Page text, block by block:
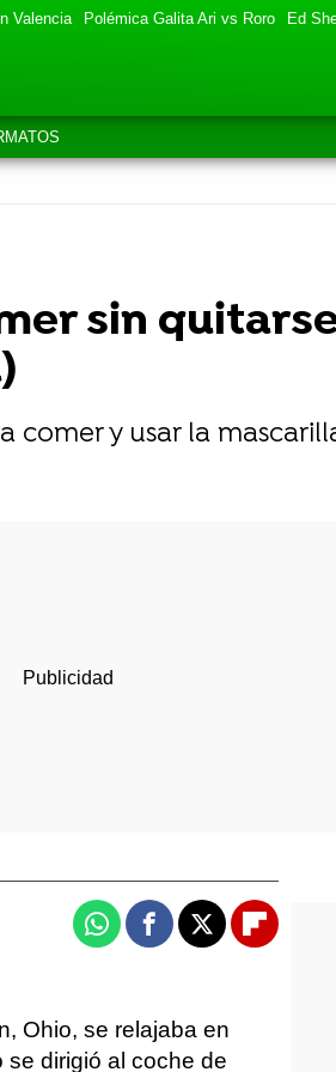
Valencia Polémica Galita Ari vs Roro Ed
sin
y usar la
WhatsappFacebook
X
Ohio, se relajaba en
dirigió al coche de